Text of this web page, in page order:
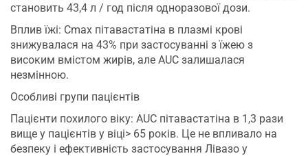
становить 43,4 л / год після одноразової дози.
Вплив їжі: Cmax пітавастатіна в плазмі крові
знижувалася на 43% при застосуванні з їжею з
високим вмістом жирів, але AUC залишалася
незмінною.
Особливі групи пацієнтів
Пацієнти похилого віку: AUC пітавастатіна в 1,3 рази
вище у пацієнтів у віці> 65 років. Це не впливало на
безпеку і ефективність застосування Лівазо у